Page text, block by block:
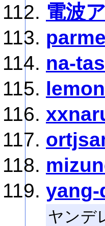
電波
na-
yang-
ヤンデ